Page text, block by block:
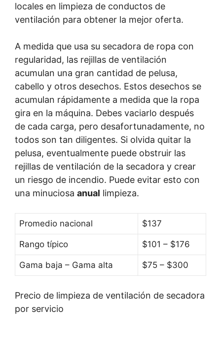
locales en limpieza de conductos de
ventilación para obtener la mejor oferta.
A medida que usa su secadora de ropa con
regularidad, las rejillas de ventilación
acumulan una gran cantidad de pelusa,
cabello y otros desechos. Estos desechos se
acumulan rápidamente a medida que la ropa
gira en la máquina. Debes vaciarlo después
de cada carga, pero desafortunadamente, no
todos son tan diligentes. Si olvida quitar la
pelusa, eventualmente puede obstruir las
rejillas de ventilación de la secadora y crear
un riesgo de incendio. Puede evitar esto con
una minuciosa anual limpieza.
Promedio nacional $137
Rango típico $101 – $176
Gama baja – Gama alta $75 – $300
Precio de limpieza de ventilación de secadora
por servicio